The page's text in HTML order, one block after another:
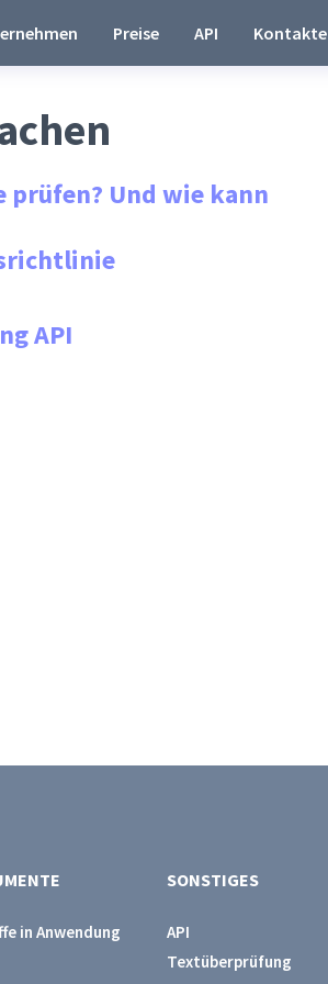
Preise API Kontakte
prüfen? Und wie kann
API
in Anwendung
SONSTIGES
API
Textüberprüfung